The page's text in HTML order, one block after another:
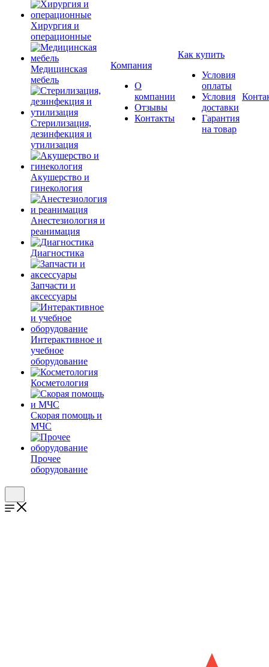
Хирургия и
операционные
Медицинская
мебель
Стерилизация,
дезинфекция и
утилизация
Акушерство и
гинекология
Анестезиология и
реанимация
Диагностика
Запчасти и
аксессуары
Интерактивное и
учебное
оборудование
Косметология
Скорая помощь и
МЧС
Прочее
оборудование
Компания
О
компании
Отзывы
Контакты
Как купить
Условия
оплаты
Условия
доставки
Гарантия
на товар